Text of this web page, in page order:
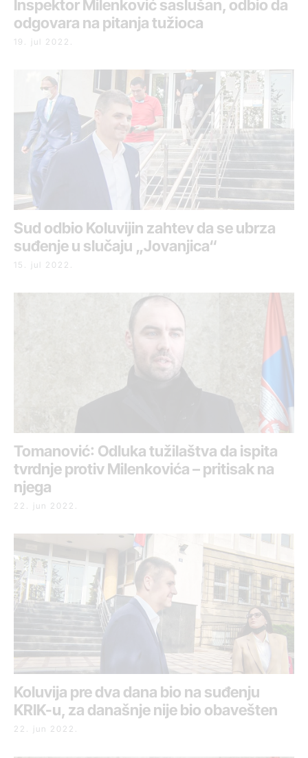
Inspektor Milenković saslušan, odbio da
odgovara na pitanja tužioca
19. jul 2022.
Sud odbio Koluvijin zahtev da se ubrza
suđenje u slučaju „Jovanjica“
15. jul 2022.
Tomanović: Odluka tužilaštva da ispita
tvrdnje protiv Milenkovića – pritisak na
njega
22. jun 2022.
Koluvija pre dva dana bio na suđenju
KRIK-u, za današnje nije bio obavešten
22. jun 2022.